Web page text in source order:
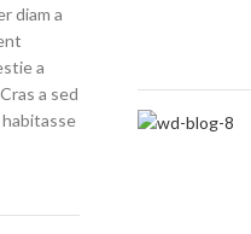
diam a
a
a sed